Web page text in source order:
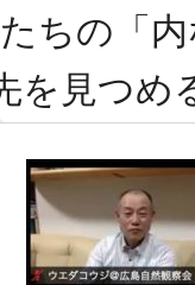
ちの「内
を見つめ